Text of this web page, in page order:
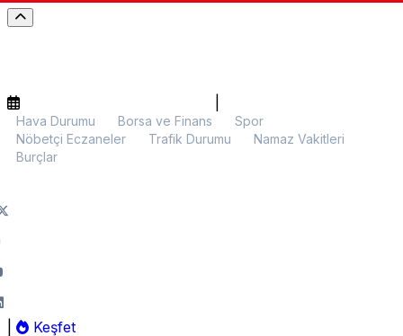
Hava Durumu Borsa ve Finans
Spor
Nöbetçi Eczaneler
Trafik Durumu
Namaz Vakitleri
Burçlar
Keşfet